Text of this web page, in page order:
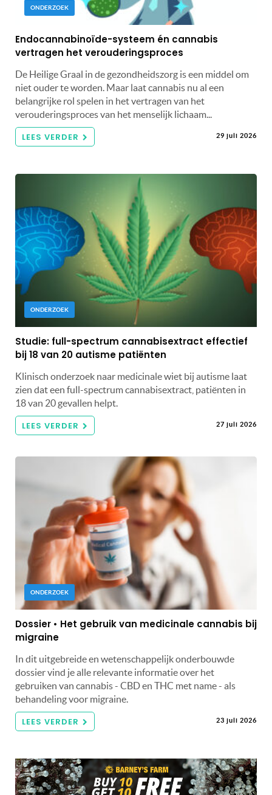
ONDERZOEK
Endocannabinoïde-systeem én cannabis
vertragen het verouderingsproces
De Heilige Graal in de gezondheidszorg is een middel om
niet ouder te worden. Maar laat cannabis nu al een
belangrijke rol spelen in het vertragen van het
verouderingsproces van het menselijk lichaam...
LEES VERDER 29 juli 2026
ONDERZOEK
Studie: full-spectrum cannabisextract effectief
bij 18 van 20 autisme patiënten
Klinisch onderzoek naar medicinale wiet bij autisme laat
zien dat een full-spectrum cannabisextract, patiënten in
18 van 20 gevallen helpt.
LEES VERDER 27 juli 2026
ONDERZOEK
Dossier • Het gebruik van medicinale cannabis bij
migraine
In dit uitgebreide en wetenschappelijk onderbouwde
dossier vind je alle relevante informatie over het
gebruiken van cannabis - CBD en THC met name - als
behandeling voor migraine.
LEES VERDER 23 juli 2026